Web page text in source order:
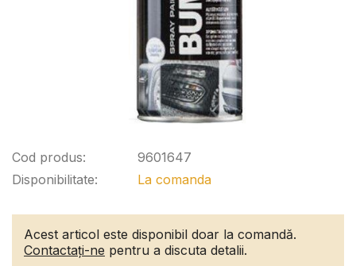
Cod produs:
Disponibilitate:
9601647
La comanda
Acest articol este disponibil doar la comandă.
Contactați-ne pentru a discuta detalii.